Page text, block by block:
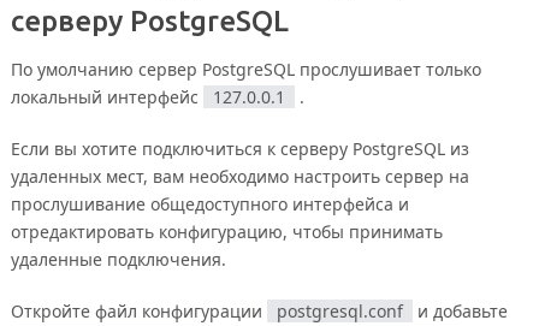
серверу PostgreSQL
По умолчанию сервер PostgreSQL прослушивает только
локальный интерфейс
127.0.0.1 .
Если вы хотите подключиться к серверу PostgreSQL из
удаленных мест, вам необходимо настроить сервер на
прослушивание общедоступного интерфейса и
отредактировать конфигурацию, чтобы принимать
удаленные подключения.
Откройте файл конфигурации postgresql.conf
и добавьте